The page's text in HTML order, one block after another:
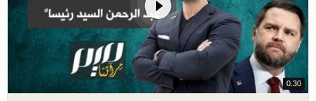
0.30